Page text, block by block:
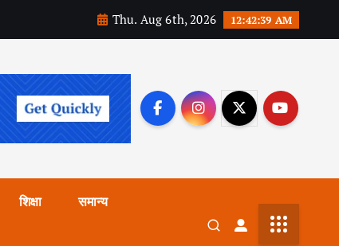
Thu. Aug 6th, 2026 12:42:41 AM
शिक्षा समान्य